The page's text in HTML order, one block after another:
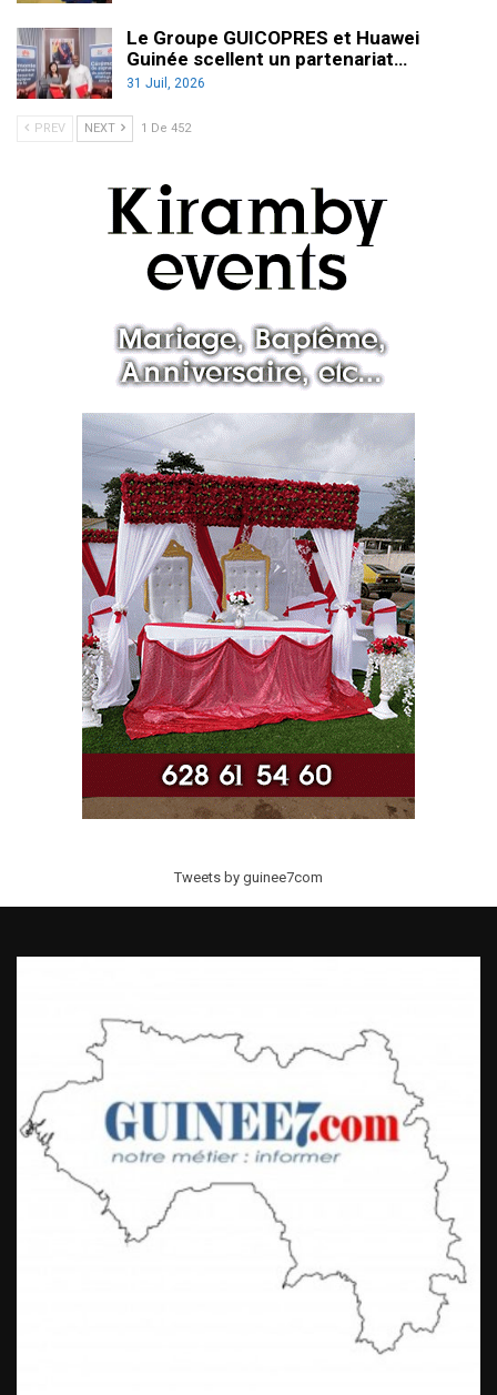
Le Groupe GUICOPRES et Huawei
Guinée scellent un partenariat…
31 Juil, 2026
PREV NEXT 1 De 452
Tweets by guinee7com